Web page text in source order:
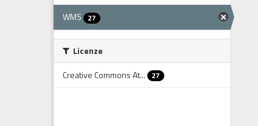
WMS 27
Licenze
Creative Commons At...
27